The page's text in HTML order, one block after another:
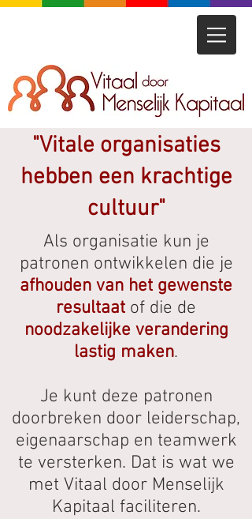
"Vitale organisaties
hebben een krachtige
cultuur"
Als organisatie kun je
patronen ontwikkelen die je
afhouden van het gewenste
resultaat of die de
noodzakelijke verandering
lastig maken.
Je kunt deze patronen
doorbreken door leiderschap,
eigenaarschap en teamwerk
te versterken. Dat is wat we
met Vitaal door Menselijk
Kapitaal faciliteren.